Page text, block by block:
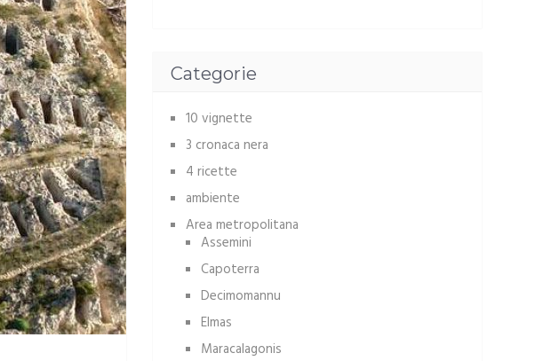
Categorie
10 vignette
3 cronaca nera
4 ricette
ambiente
Area metropolitana
Assemini
Capoterra
Decimomannu
Elmas
Maracalagonis